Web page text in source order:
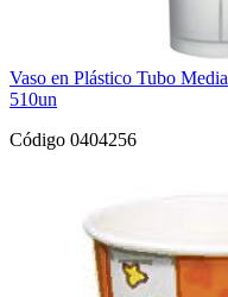
Vaso en Plástico Tubo
510un
Código 0404256